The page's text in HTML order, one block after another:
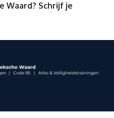
Waard? Schrijf je